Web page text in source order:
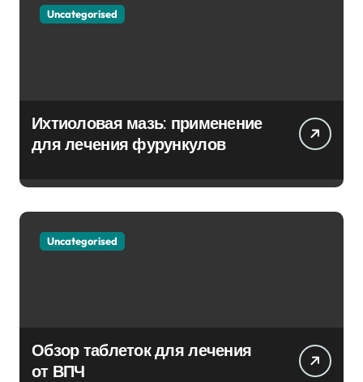
Uncategorised
Ихтиоловая мазь: применение
для лечения фурункулов
Uncategorised
Обзор таблеток для лечения
от ВПЧ